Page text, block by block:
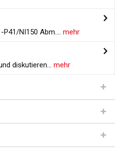
NI150 Abm.... mehr
diskutieren... mehr